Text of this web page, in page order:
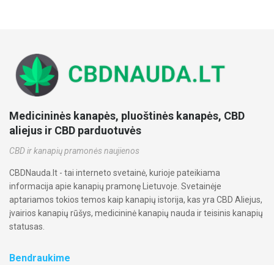
Medicininės kanapės, pluoštinės kanapės, CBD
aliejus ir CBD parduotuvės
CBD ir kanapių pramonės naujienos
CBDNauda.lt - tai interneto svetainė, kurioje pateikiama
informacija apie kanapių pramonę Lietuvoje. Svetainėje
aptariamos tokios temos kaip kanapių istorija, kas yra CBD Aliejus,
įvairios kanapių rūšys, medicininė kanapių nauda ir teisinis kanapių
statusas.
Bendraukime